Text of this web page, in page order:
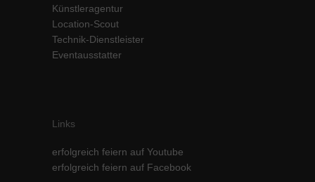
Künstleragentur
Location-Scout
Technik-Dienstleister
Eventausstatter
Links
erfolgreich feiern auf Youtube
erfolgreich feiern auf Facebook